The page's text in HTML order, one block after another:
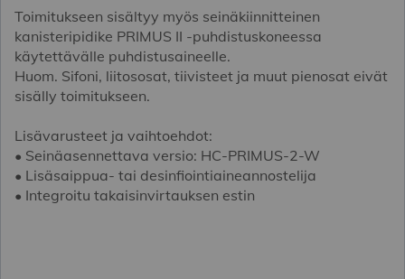
Toimitukseen sisältyy myös seinäkiinnitteinen
kanisteripidike PRIMUS II -puhdistuskoneessa
käytettävälle puhdistusaineelle.
Huom. Sifoni, liitososat, tiivisteet ja muut pienosat eivät
sisälly toimitukseen.
Lisävarusteet ja vaihtoehdot:
• Seinäasennettava versio: HC-PRIMUS-2-W
• Lisäsaippua- tai desinfiointiaineannostelija
• Integroitu takaisinvirtauksen estin